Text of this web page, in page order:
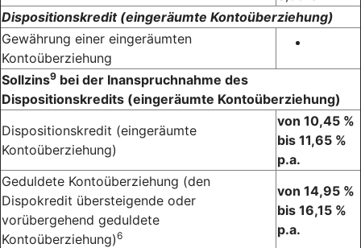
Dispositionskredit (eingeräumte Kontoüberziehung)
Gewährung einer eingeräumten
Kontoüberziehung
Sollzins9 bei der Inanspruchnahme des
Dispositionskredits (eingeräumte Kontoüberziehung)
Dispositionskredit (eingeräumte
Kontoüberziehung)
von 10,45 %
bis 11,65 %
p.a.
Geduldete Kontoüberziehung (den
Dispokredit übersteigende oder
vorübergehend geduldete
Kontoüberziehung)6
von 14,95 %
bis 16,15 %
p.a.